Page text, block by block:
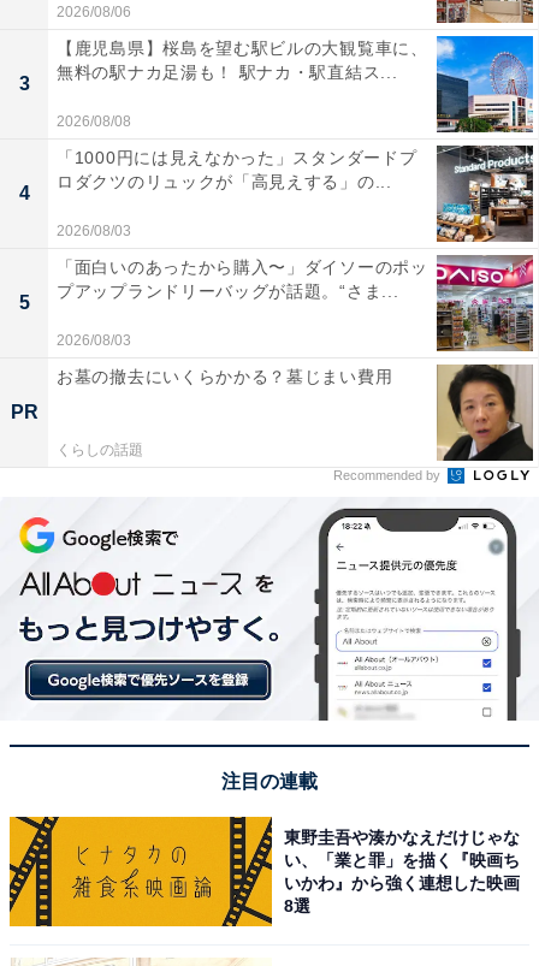
2026/08/06
3
【鹿児島県】桜島を望む駅ビルの大観覧車に、
無料の駅ナカ足湯も！ 駅ナカ・駅直結ス...
2026/08/08
4
「1000円には見えなかった」スタンダードプ
ロダクツのリュックが「高見えする」の...
2026/08/03
5
「面白いのあったから購入〜」ダイソーのポッ
プアップランドリーバッグが話題。“さま...
2026/08/03
PR
お墓の撤去にいくらかかる？墓じまい費用
くらしの話題
Recommended by
注目の連載
東野圭吾や湊かなえだけじゃな
い、「業と罪」を描く『映画ち
いかわ』から強く連想した映画
8選